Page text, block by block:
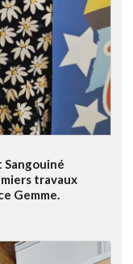
travaux
Gemme.